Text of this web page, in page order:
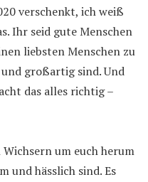
verschenkt, ich weiß
Ihr seid gute Menschen
liebsten Menschen zu
großartig sind. Und
das alles richtig –
um euch herum
und hässlich sind. Es